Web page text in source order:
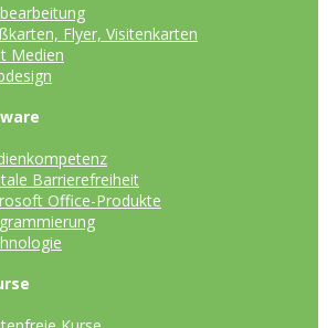
Flyer, Visitenkarten
Medien
Barrierefreiheit
Office-Produkte